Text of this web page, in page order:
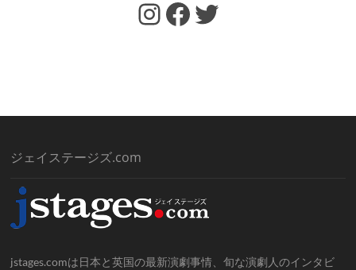
https://www.facebook.com/jstages/ Facebook Twitter
ジェイステージズ.com
jstages.comは日本と英国の最新演劇事情、旬な演劇人のインタビ